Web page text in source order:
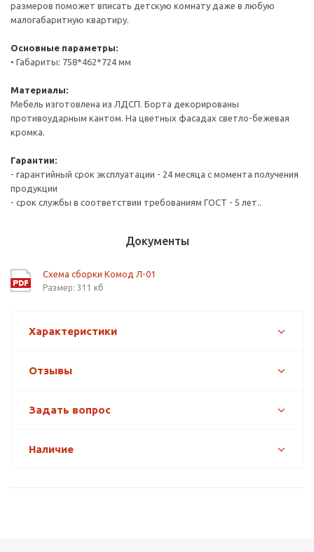
размеров поможет вписать детскую комнату даже в любую
малогабаритную квартиру.
Основные параметры:
• Габариты: 758*462*724 мм
Материалы:
Мебель изготовлена из ЛДСП. Борта декорированы
противоударным кантом. На цветных фасадах светло-бежевая
кромка.
Гарантии:
- гарантийный срок эксплуатации - 24 месяца с момента получения
продукции
- срок службы в соответствии требованиям ГОСТ - 5 лет..
Документы
Схема сборки Комод Л-01
Размер: 311 кб
Характеристики
Отзывы
Задать вопрос
Наличие